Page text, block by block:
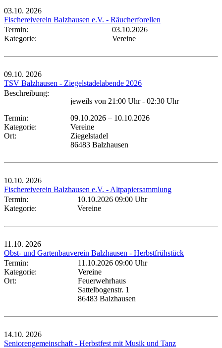
03.10. 2026
Fischereiverein Balzhausen e.V. - Räucherforellen
Termin:
03.10.2026
Kategorie:
Vereine
09.10. 2026
TSV Balzhausen - Ziegelstadelabende 2026
Beschreibung:
jeweils von 21:00 Uhr - 02:30 Uhr
Termin:
09.10.2026 – 10.10.2026
Kategorie:
Vereine
Ort:
Ziegelstadel
86483 Balzhausen
10.10. 2026
Fischereiverein Balzhausen e.V. - Altpapiersammlung
Termin:
10.10.2026 09:00 Uhr
Kategorie:
Vereine
11.10. 2026
Obst- und Gartenbauverein Balzhausen - Herbstfrühstück
Termin:
11.10.2026 09:00 Uhr
Kategorie:
Vereine
Ort:
Feuerwehrhaus
Sattelbogenstr. 1
86483 Balzhausen
14.10. 2026
Seniorengemeinschaft - Herbstfest mit Musik und Tanz